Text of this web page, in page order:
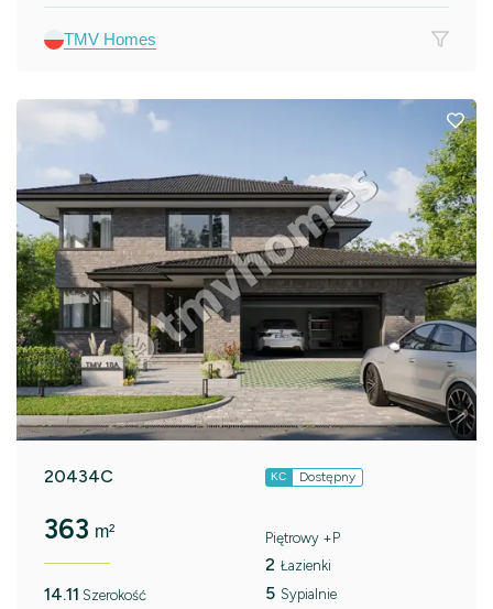
TMV Homes
20434C KC Dostępny
363 m²
14.11 Szerokość
Piętrowy +P
2 Łazienki
5 Sypialnie